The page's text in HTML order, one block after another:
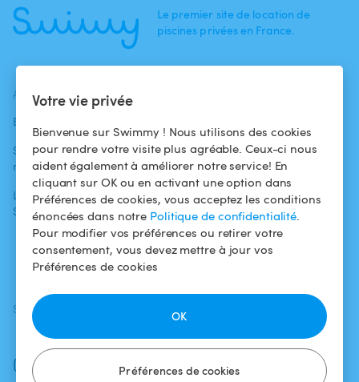
Votre vie privée
Bienvenue sur Swimmy ! Nous utilisons des cookies
pour rendre votre visite plus agréable. Ceux-ci nous
aident également à améliorer notre service! En
cliquant sur OK ou en activant une option dans
Préférences de cookies, vous acceptez les conditions
énoncées dans notre Politique de confidentialité.
Pour modifier vos préférences ou retirer votre
consentement, vous devez mettre à jour vos
Préférences de cookies
Préférences de cookies
OK
Le premier site de location de
piscines privées en France.
ACTUALITÉS
Blog
Swimmy dans les
médias
L'aventure
Swimmy
baigneurs
Pour les
propriétaires
Louer ma piscine
Comment ça
marche ?
Conditions
d'utilisation
Politique de
confidentialité
Mentions légales
SUIVEZ-NOUS
Facebook
Instagram